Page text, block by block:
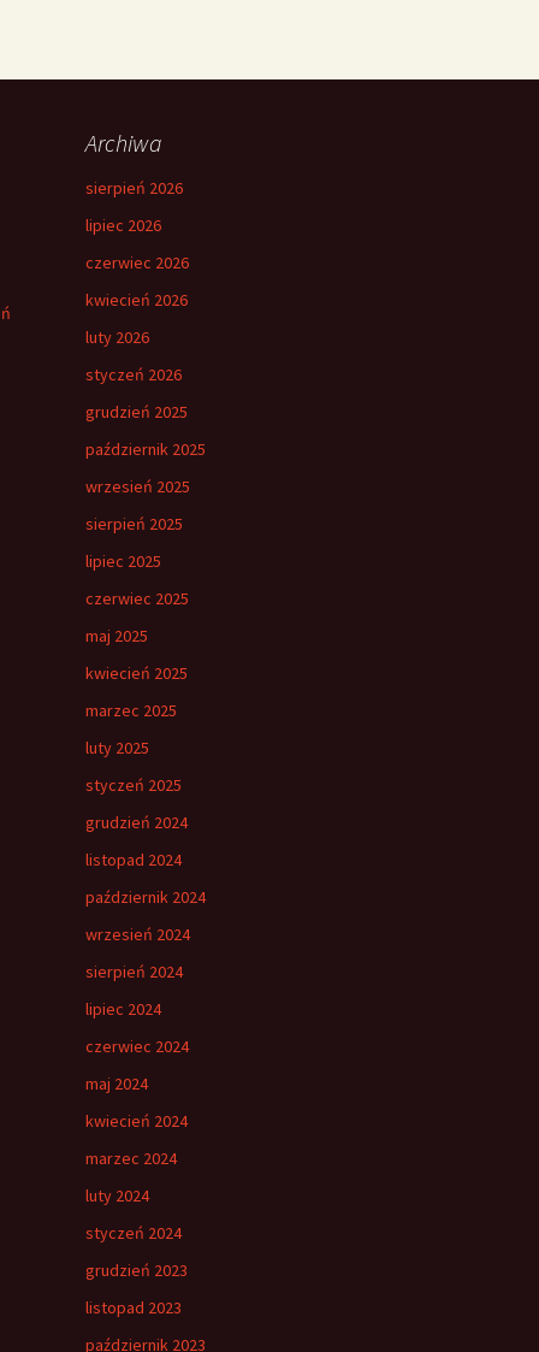
Archiwa
sierpień 2026
lipiec 2026
czerwiec 2026
kwiecień 2026
luty 2026
styczeń 2026
grudzień 2025
październik 2025
wrzesień 2025
sierpień 2025
lipiec 2025
czerwiec 2025
maj 2025
kwiecień 2025
marzec 2025
luty 2025
styczeń 2025
grudzień 2024
listopad 2024
październik 2024
wrzesień 2024
sierpień 2024
lipiec 2024
czerwiec 2024
maj 2024
kwiecień 2024
marzec 2024
luty 2024
styczeń 2024
grudzień 2023
listopad 2023
październik 2023